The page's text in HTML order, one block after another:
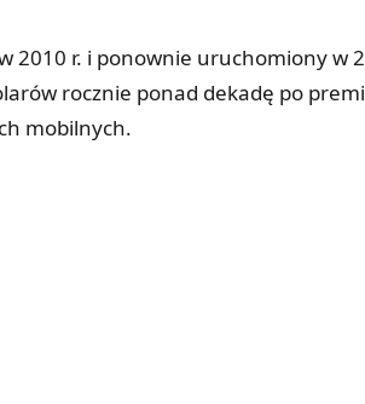
2010 r. i ponownie uruchomiony w
rocznie ponad dekadę po
mobilnych.